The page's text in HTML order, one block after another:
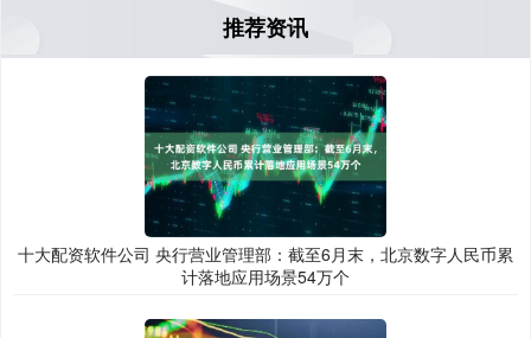
推荐资讯
十大配资软件公司 央行营业管理部：截至6月末，北京数字人民币累
计落地应用场景54万个